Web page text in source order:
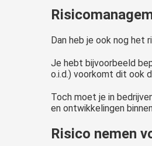
Dan heb je ook nog het
Je hebt bijvoorbeeld
o.i.d.) voorkomt dit ook
Toch moet je in
en ontwikkelingen
Risico nemen